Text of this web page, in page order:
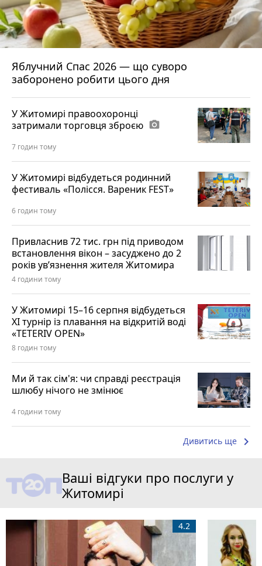
Яблучний Спас 2026 — що суворо
заборонено робити цього дня
У Житомирі правоохоронці
затримали торговця зброєю photo_camera
7 годин тому
У Житомирі відбудеться родинний
фестиваль «Полісся. Вареник FEST»
6 годин тому
Привласнив 72 тис. грн під приводом
встановлення вікон – засуджено до 2
років ув’язнення жителя Житомира
4 години тому
У Житомирі 15–16 серпня відбудеться
XI турнір із плавання на відкритій воді
«TETERIV OPEN»
8 годин тому
Ми й так сім'я: чи справді реєстрація
шлюбу нічого не змінює
4 години тому
Дивитись ще keyboard_arrow_right
Ваші відгуки про послуги у
Житомирі
4.2